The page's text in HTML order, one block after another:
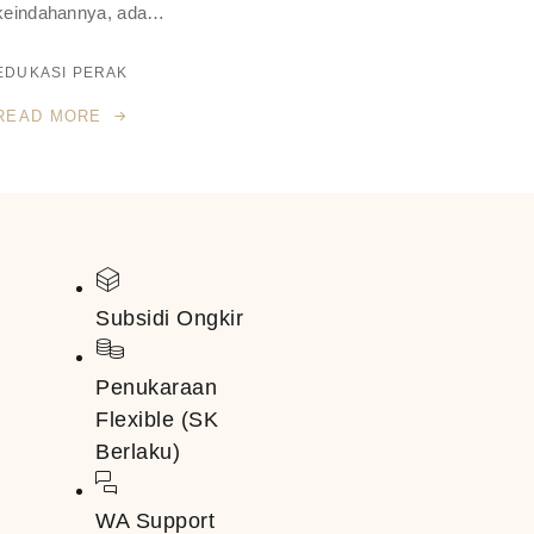
ada…
PERAK
MORE
Subsidi Ongkir
Penukaraan
Flexible (SK
Berlaku)
WA Support